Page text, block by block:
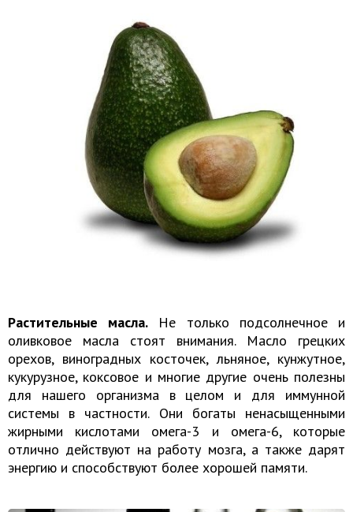
Растительные масла. Не только подсолнечное и
оливковое масла стоят внимания. Масло грецких
орехов, виноградных косточек, льняное, кунжутное,
кукурузное, коксовое и многие другие очень полезны
для нашего организма в целом и для иммунной
системы в частности. Они богаты ненасыщенными
жирными кислотами омега-3 и омега-6, которые
отлично действуют на работу мозга, а также дарят
энергию и способствуют более хорошей памяти.